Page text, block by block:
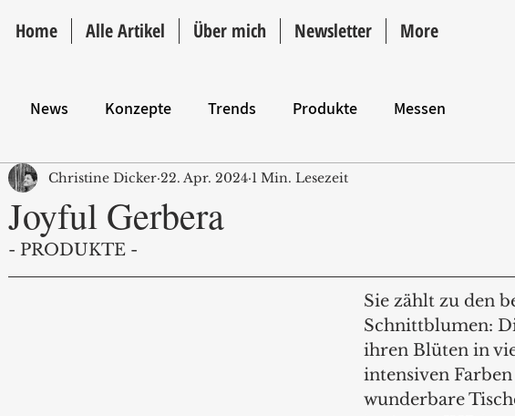
Home Alle Artikel Über mich Newsletter More
News Konzepte Trends Produkte Messen
ANZEIGE Intro
Joyful Gerbera
Christine Dicker 22. Apr. 2024 1 Min. Lesezeit
- PRODUKTE -
Sie zählt zu den
Schnittblumen:
ihren Blüten in
intensiven Farben
wunderbare